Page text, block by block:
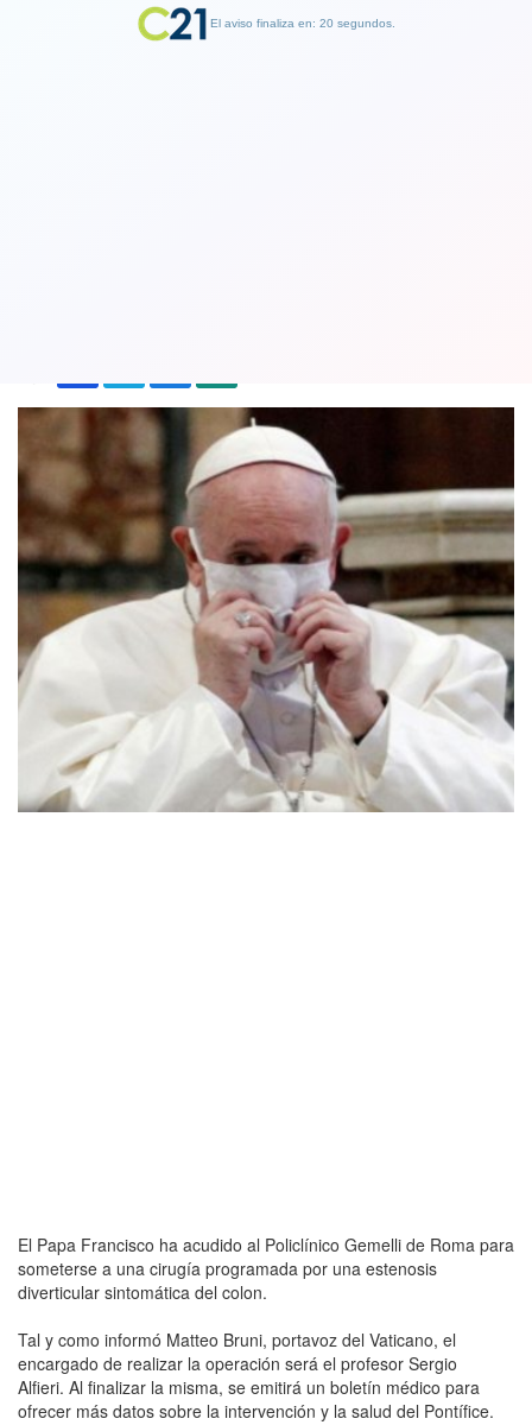
El Papa Francisco ha acudido al Policlínico Gemelli de Roma para
someterse a una cirugía programada por una estenosis
diverticular sintomática del colon.
Tal y como informó Matteo Bruni, portavoz del Vaticano, el
encargado de realizar la operación será el profesor Sergio
Alfieri. Al finalizar la misma, se emitirá un boletín médico para
ofrecer más datos sobre la intervención y la salud del Pontífice.
El aviso finaliza en: 19 segundos.